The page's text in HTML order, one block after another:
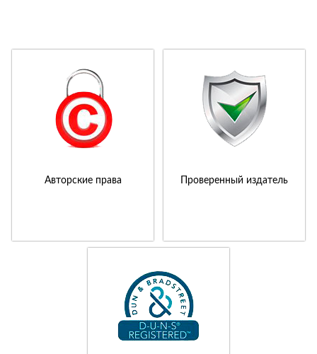
Авторские права Проверенный издатель